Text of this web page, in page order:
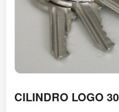
CILINDRO LOGO